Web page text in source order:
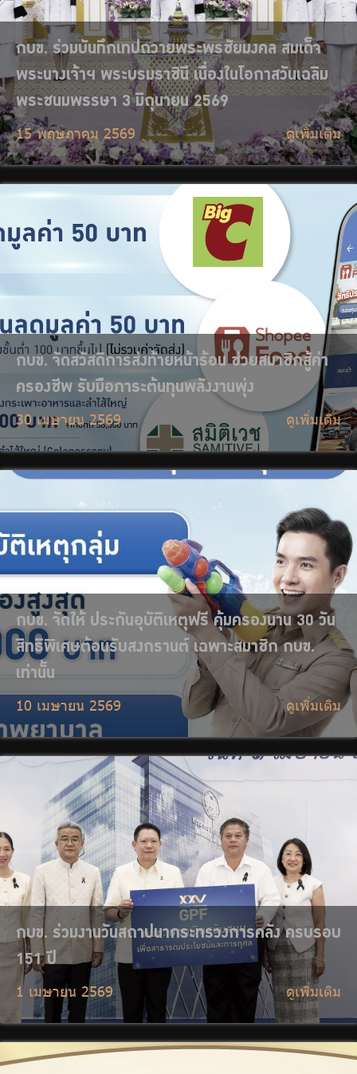
กบข. จัดสวัสดิการส่งท้ายหน้าร้อน ช่วยสมาชิกสู้ค่า
ครองชีพ รับมือภาระต้นทุนพลังงานพุ่ง
30 เมษายน 2569 ดูเพิ่มเติม
กบข. จัดให้ ประกันอุบัติเหตุฟรี คุ้มครองนาน 30 วัน
สิทธิพิเศษต้อนรับสงกรานต์ เฉพาะสมาชิก กบข.
10 เมษายน 2569 ดูเพิ่มเติม
กบข. ร่วมงานวันสถาปนากระทรวงการคลัง ครบรอบ
151 ปี
ดูเพิ่มเติม
กบข. ครบรอบ 29 ปี ตอกย้ำบทบาทบริหารเงินออม
มืออาชีพ จัดกิจกรรมพิเศษแทนคำขอบคุณสมาชิก
ลุ้นรางวัลรวมกว่า 5 แสนบาท
26 มีนาคม 2569 ดูเพิ่มเติม